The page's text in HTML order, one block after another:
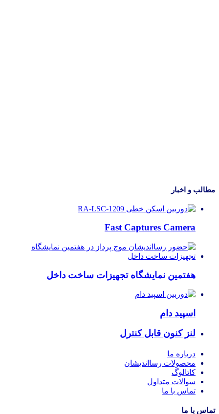
مطالب و اخبار
Fast Captures Camera
هفتمین نمایشگاه تجهیزات ساخت داخل
اسپید دام
لنز کنون قابل کنترل
درباره ما
محصولات رسااندیشان
کاتالوگ
سوالات متداول
تماس با ما
تماس با ما